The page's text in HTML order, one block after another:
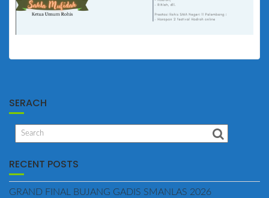
SERACH
RECENT POSTS
GRAND FINAL BUJANG GADIS SMANLAS 2026